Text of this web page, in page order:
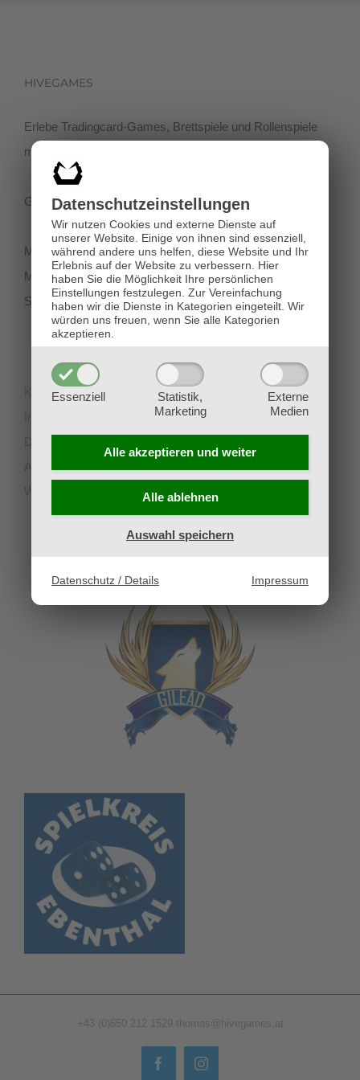
Datenschutz­einstellungen
Wir nutzen Cookies und externe Dienste auf
unserer Website. Einige von ihnen sind essenziell,
während andere uns helfen, diese Website und Ihr
Erlebnis auf der Website zu verbessern. Hier
haben Sie die Möglichkeit Ihre persönlichen
Einstellungen festzulegen. Zur Vereinfachung
haben wir die Dienste in Kategorien eingeteilt. Wir
würden uns freuen, wenn Sie alle Kategorien
akzeptieren.
Essenziell
Statistik,
Marketing
Externe
Medien
Alle akzeptieren und weiter
Alle ablehnen
Auswahl speichern
Datenschutz / Details Impressum
HIVEGAMES
Erlebe Tradingcard-Games, Brettspiele und Rollenspiele
mit einer netten Community in der Klagenfurter Innenstadt!
Getreidegasse 3, 9020 Klagenfurt
Montag-Dienstag 11:00 - 18:00
Mittwoch-Freitag 11:00-19:00
Samstag 12:00 - 18:00
Kontakt
+43 (0)650 212 1529 thomas@hivegames.at
FacebookInstagram